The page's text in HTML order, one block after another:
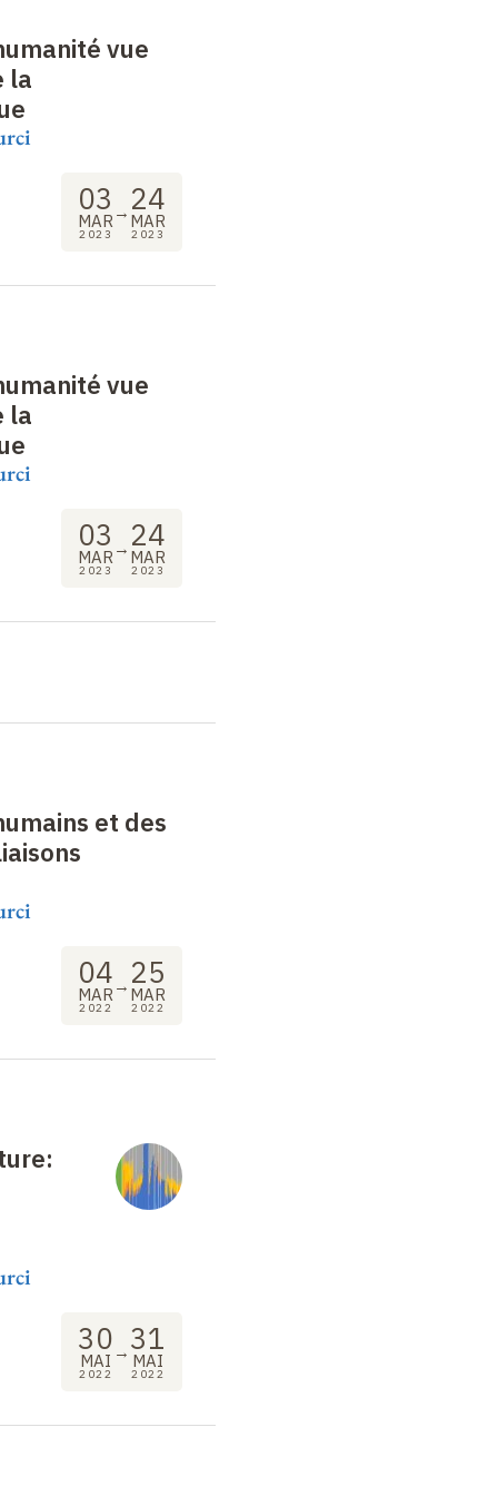
vue
la
03
MAR
2023
→ 24
MAR
2023
vue
la
03
MAR
2023
→ 24
MAR
2023
et des
04
MAR
2022
→ 25
MAR
2022
30
MAI
2022
→ 31
MAI
2022